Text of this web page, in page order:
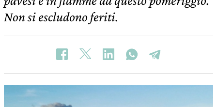
Non si escludono feriti.